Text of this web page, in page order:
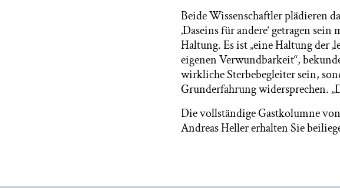
Beide Wissenschaftler plädieren
‚Daseins für andere‘ getragen
Haltung. Es ist „eine Haltung der
eigenen Verwundbarkeit“,
wirkliche Sterbebegleiter sein,
Grunderfahrung widersprechen.
Die vollständige Gastkolumne
Andreas Heller erhalten Sie